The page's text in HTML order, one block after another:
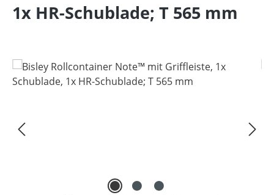
1x HR-Schublade; T 565 mm
Bildergalerie überspringen